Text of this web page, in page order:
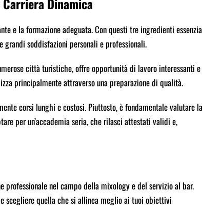
e la formazione adeguata. Con questi tre ingredienti
soddisfazioni personali e professionali.
città turistiche, offre opportunità di lavoro interessanti e
principalmente attraverso una preparazione di qualità.
corsi lunghi e costosi. Piuttosto, è fondamentale valutare la
per un’accademia seria, che rilasci attestati validi e,
professionale nel campo della mixology e del servizio al bar.
scegliere quella che si allinea meglio ai tuoi obiettivi